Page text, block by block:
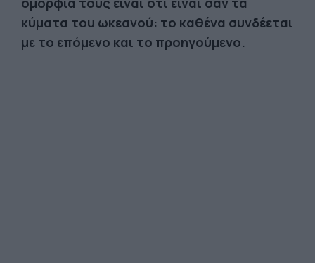
κύματα του ωκεανού: το καθένα συνδέεται
με το επόμενο και το προηγούμενο.